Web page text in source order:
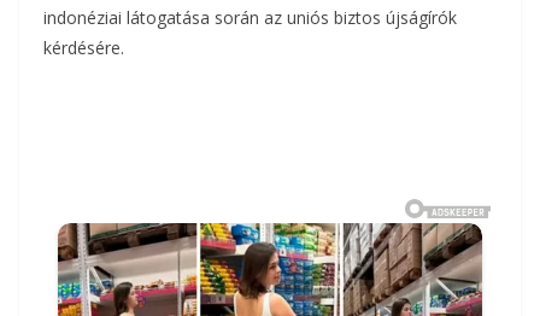
indonéziai látogatása során az uniós biztos újságírók
kérdésére.